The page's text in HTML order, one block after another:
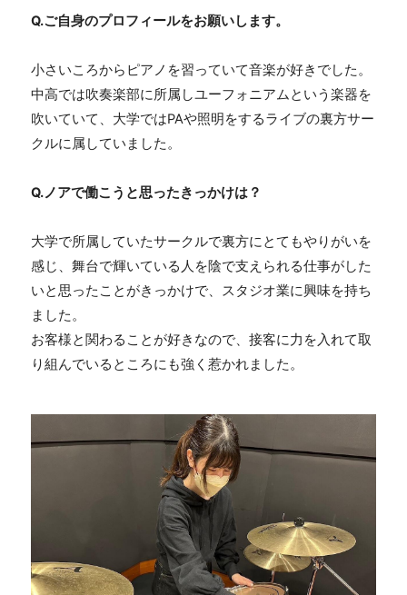
Q.ご自身のプロフィールをお願いします。
小さいころからピアノを習っていて音楽が好きでした。
中高では吹奏楽部に所属しユーフォニアムという楽器を
吹いていて、大学ではPAや照明をするライブの裏方サー
クルに属していました。
Q.ノアで働こうと思ったきっかけは？
大学で所属していたサークルで裏方にとてもやりがいを
感じ、舞台で輝いている人を陰で支えられる仕事がした
いと思ったことがきっかけで、スタジオ業に興味を持ち
ました。
お客様と関わることが好きなので、接客に力を入れて取
り組んでいるところにも強く惹かれました。